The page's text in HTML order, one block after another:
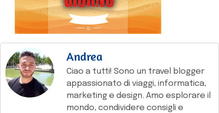
Andrea
Ciao a tutti! Sono un travel blogger
appassionato di viaggi, informatica,
marketing e design. Amo esplorare il
mondo, condividere consigli e